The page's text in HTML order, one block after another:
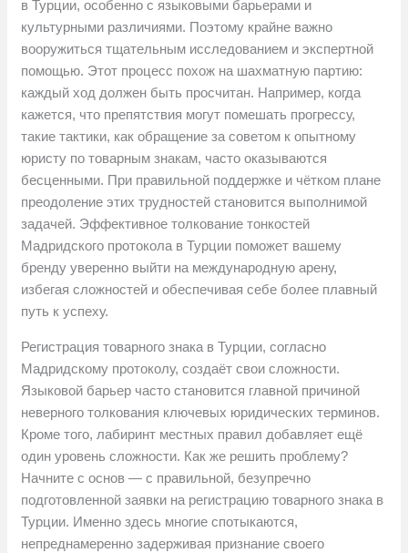
в Турции, особенно с языковыми барьерами и
культурными различиями. Поэтому крайне важно
вооружиться тщательным исследованием и экспертной
помощью. Этот процесс похож на шахматную партию:
каждый ход должен быть просчитан. Например, когда
кажется, что препятствия могут помешать прогрессу,
такие тактики, как обращение за советом к опытному
юристу по товарным знакам, часто оказываются
бесценными. При правильной поддержке и чётком плане
преодоление этих трудностей становится выполнимой
задачей. Эффективное толкование тонкостей
Мадридского протокола в Турции поможет вашему
бренду уверенно выйти на международную арену,
избегая сложностей и обеспечивая себе более плавный
путь к успеху.
Регистрация товарного знака в Турции, согласно
Мадридскому протоколу, создаёт свои сложности.
Языковой барьер часто становится главной причиной
неверного толкования ключевых юридических терминов.
Кроме того, лабиринт местных правил добавляет ещё
один уровень сложности. Как же решить проблему?
Начните с основ — с правильной, безупречно
подготовленной заявки на регистрацию товарного знака в
Турции. Именно здесь многие спотыкаются,
непреднамеренно задерживая признание своего